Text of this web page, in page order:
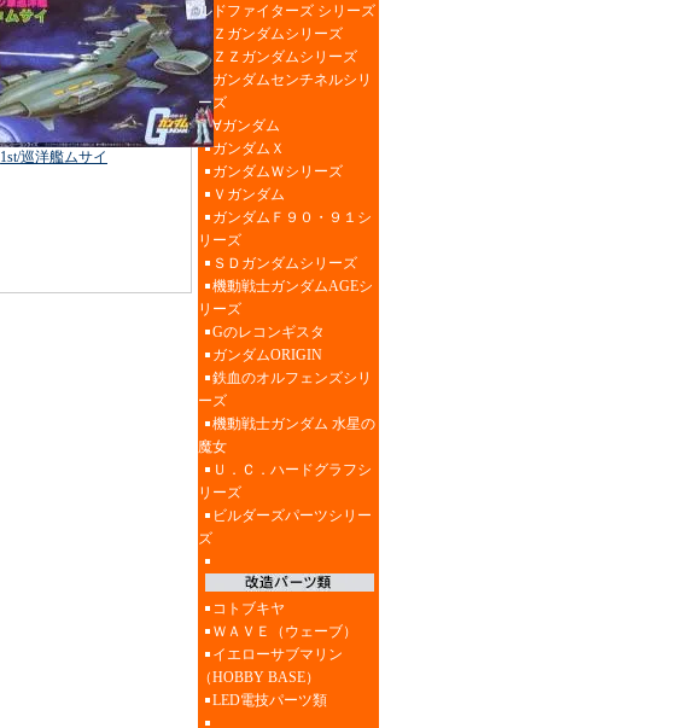
1st/巡洋艦ムサイ
ルドファイターズ シリーズ
Ｚガンダムシリーズ
ＺＺガンダムシリーズ
ガンダムセンチネルシリ
ーズ
∀ガンダム
ガンダムＸ
ガンダムＷシリーズ
Ｖガンダム
ガンダムＦ９０・９１シ
リーズ
ＳＤガンダムシリーズ
機動戦士ガンダムAGEシ
リーズ
Gのレコンギスタ
ガンダムORIGIN
鉄血のオルフェンズシリ
ーズ
機動戦士ガンダム 水星の
魔女
Ｕ．Ｃ．ハードグラフシ
リーズ
ビルダーズパーツシリー
ズ
コトブキヤ
ＷＡＶＥ（ウェーブ）
イエローサブマリン
（HOBBY BASE）
LED電技パーツ類